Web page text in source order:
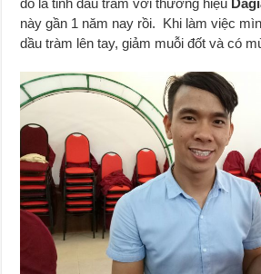
này gần 1 năm nay rồi. Khi làm việc
dầu tràm lên tay, giảm muỗi đốt và có